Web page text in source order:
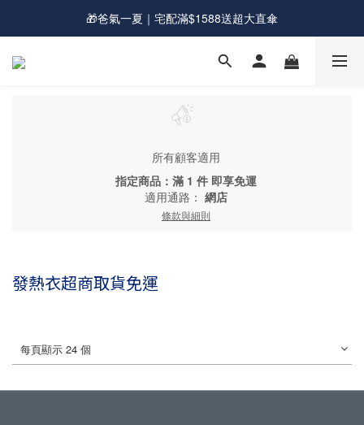
💰新會員送購物金現折$50
🎁爸氣一夏｜宅配滿$1588送超大直傘
💰新會員送購物金現折$50
所有顧客適用
指定商品：滿 1 件 即享免運
適用通路： 網店
條款與細則
發熱衣超商取貨免運
每頁顯示 24 個